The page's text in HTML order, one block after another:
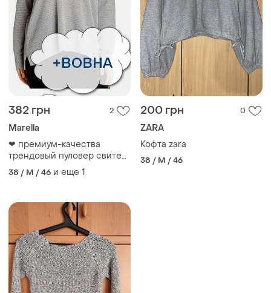
382 грн 2
Marella
❤ премиум-качества
трендовый пуловер свитер
топ кроп оверсайз
38 / M / 46 и еще 1
200 грн 0
ZARA
Кофта zara
38 / M / 46